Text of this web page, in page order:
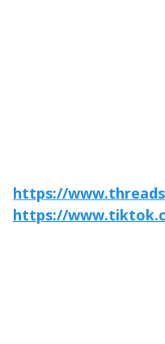
https://
https://